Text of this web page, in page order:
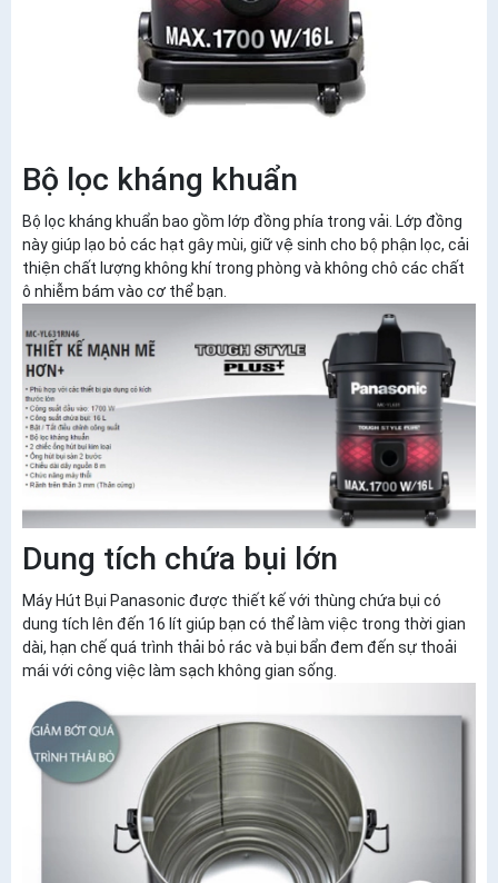
Bộ lọc kháng khuẩn
Bộ lọc kháng khuẩn bao gồm lớp đồng phía trong vải. Lớp đồng
này giúp lạo bỏ các hạt gây mùi, giữ vệ sinh cho bộ phận lọc, cải
thiện chất lượng không khí trong phòng và không chô các chất
ô nhiễm bám vào cơ thể bạn.
Dung tích chứa bụi lớn
Máy Hút Bụi Panasonic được thiết kế với thùng chứa bụi có
dung tích lên đến 16 lít giúp bạn có thể làm việc trong thời gian
dài, hạn chế quá trình thải bỏ rác và bụi bẩn đem đến sự thoải
mái với công việc làm sạch không gian sống.